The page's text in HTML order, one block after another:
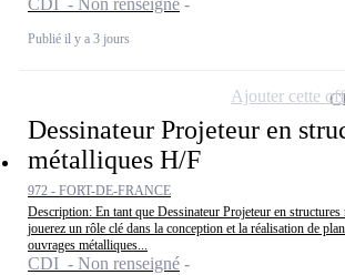
CDI - Non renseigné
Publié il y a 3 jours
Dessinateur Projeteur en
métalliques H/F
972 - FORT-DE-FRANCE
Description: En tant que Dessinateur Projeteur en
jouerez un rôle clé dans la conception et la réalisation de
ouvrages métalliques...
CDI - Non renseigné
Ajouter cette